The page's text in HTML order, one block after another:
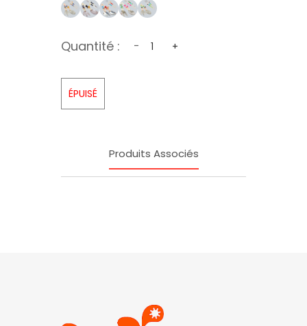
Quantité : - +
ÉPUISÉ
Produits Associés